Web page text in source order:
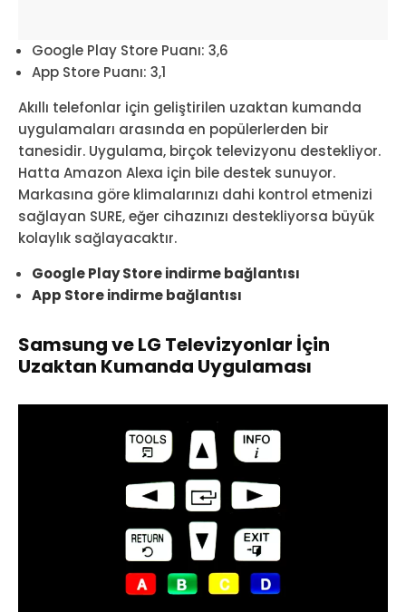
Google Play Store Puanı: 3,6
App Store Puanı: 3,1
Akıllı telefonlar için geliştirilen uzaktan kumanda
uygulamaları arasında en popülerlerden bir
tanesidir. Uygulama, birçok televizyonu destekliyor.
Hatta Amazon Alexa için bile destek sunuyor.
Markasına göre klimalarınızı dahi kontrol etmenizi
sağlayan SURE, eğer cihazınızı destekliyorsa büyük
kolaylık sağlayacaktır.
Google Play Store indirme bağlantısı
App Store indirme bağlantısı
Samsung ve LG Televizyonlar İçin
Uzaktan Kumanda Uygulaması